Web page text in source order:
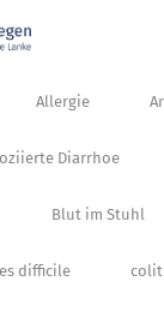
Allergie
Diarrhoe
Blut im Stuhl
difficile